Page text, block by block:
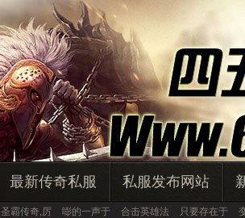
最新传奇私服 私服发布网站
圣霸传奇,厉 嘭的一声于 合击英雄法 只要存在于